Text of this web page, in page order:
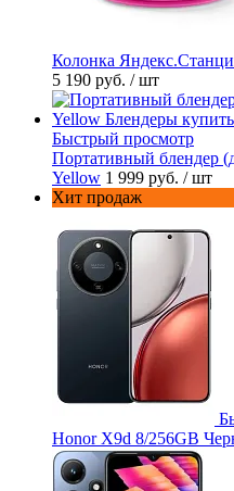
Колонка
5 190 руб. / шт
Быстрый просмотр
Портативный блендер
Yellow 1 999 руб. / шт
Хит продаж
Honor X9d 8/256GB